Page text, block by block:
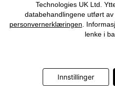
Technologies UK Ltd.
databehandlingene utført
personvernerklæringen .
lenke i
Innstillinger